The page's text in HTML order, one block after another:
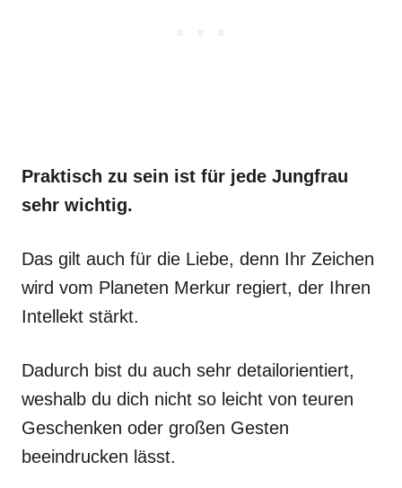
Praktisch zu sein ist für jede Jungfrau
sehr wichtig.
Das gilt auch für die Liebe, denn Ihr Zeichen
wird vom Planeten Merkur regiert, der Ihren
Intellekt stärkt.
Dadurch bist du auch sehr detailorientiert,
weshalb du dich nicht so leicht von teuren
Geschenken oder großen Gesten
beeindrucken lässt.